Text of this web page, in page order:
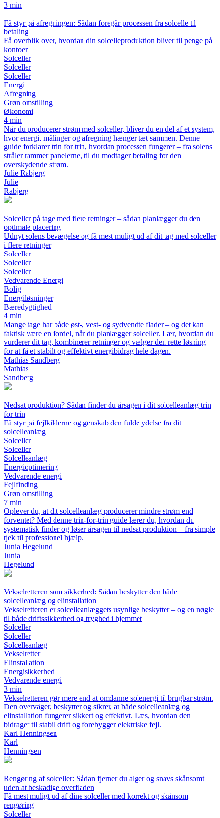
3 min
Få styr på afregningen: Sådan foregår processen fra solcelle til
betaling
Få overblik over, hvordan din solcelleproduktion bliver til penge på
kontoen
Solceller
Solceller
Solceller
Energi
Afregning
Grøn omstilling
Økonomi
4 min
Når du producerer strøm med solceller, bliver du en del af et system,
hvor energi, målinger og afregning hænger tæt sammen. Denne
guide forklarer trin for trin, hvordan processen fungerer – fra solens
stråler rammer panelerne, til du modtager betaling for den
overskydende strøm.
Julie Rabjerg
Julie
Rabjerg
Solceller på tage med flere retninger – sådan planlægger du den
optimale placering
Udnyt solens bevægelse og få mest muligt ud af dit tag med solceller
i flere retninger
Solceller
Solceller
Solceller
Vedvarende Energi
Bolig
Energiløsninger
Bæredygtighed
4 min
Mange tage har både øst-, vest- og sydvendte flader – og det kan
faktisk være en fordel, når du planlægger solceller. Lær, hvordan du
vurderer dit tag, kombinerer retninger og vælger den rette løsning
for at få et stabilt og effektivt energibidrag hele dagen.
Mathias Sandberg
Mathias
Sandberg
Nedsat produktion? Sådan finder du årsagen i dit solcelleanlæg trin
for trin
Få styr på fejlkilderne og genskab den fulde ydelse fra dit
solcelleanlæg
Solceller
Solceller
Solcelleanlæg
Energioptimering
Vedvarende energi
Fejlfinding
Grøn omstilling
7 min
Oplever du, at dit solcelleanlæg producerer mindre strøm end
forventet? Med denne trin-for-trin guide lærer du, hvordan du
systematisk finder og løser årsagen til nedsat produktion – fra simple
tjek til professionel hjælp.
Junia Hegelund
Junia
Hegelund
Vekselretteren som sikkerhed: Sådan beskytter den både
solcelleanlæg og elinstallation
Vekselretteren er solcelleanlæggets usynlige beskytter – og en nøgle
til både driftssikkerhed og tryghed i hjemmet
Solceller
Solceller
Solcelleanlæg
Vekselretter
Elinstallation
Energisikkerhed
Vedvarende energi
3 min
Vekselretteren gør mere end at omdanne solenergi til brugbar strøm.
Den overvåger, beskytter og sikrer, at både solcelleanlæg og
elinstallation fungerer sikkert og effektivt. Læs, hvordan den
bidrager til stabil drift og forebygger elektriske fejl.
Karl Henningsen
Karl
Henningsen
Rengøring af solceller: Sådan fjerner du alger og snavs skånsomt
uden at beskadige overfladen
Få mest muligt ud af dine solceller med korrekt og skånsom
rengøring
Solceller